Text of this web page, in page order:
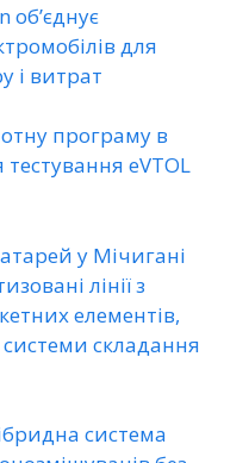
об’єднує
для
і витрат
програму в
eVTOL
у Мічигані
лінії з
елементів,
системи складання
система